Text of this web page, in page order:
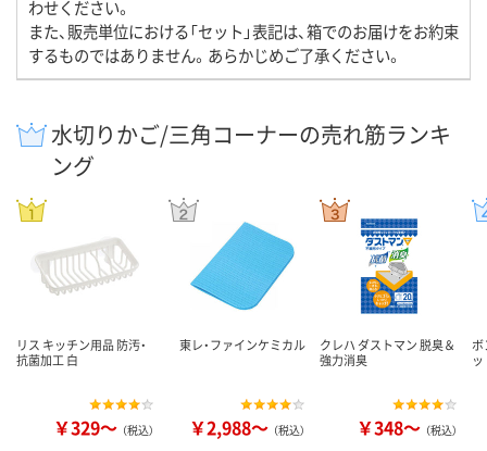
わせください。
また、販売単位における「セット」表記は、箱でのお届けをお約束
するものではありません。あらかじめご了承ください。
水切りかご/三角コーナーの売れ筋ランキ
ング
リス キッチン用品 防汚・
抗菌加工 白
￥329～ （税込）
東レ・ファインケミカル
￥2,988～ （税込）
クレハ ダストマン 脱臭＆
強力消臭
￥348～ （税込）
ボ